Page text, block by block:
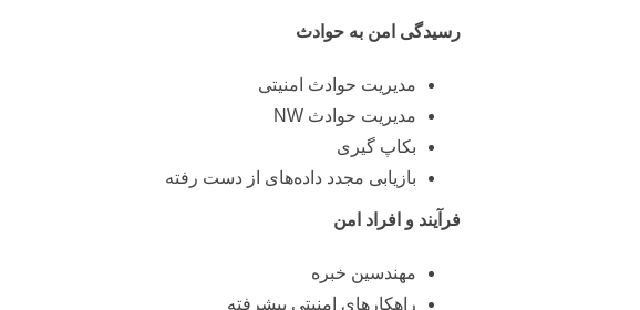
رسیدگی امن به حوادث
مدیریت حوادث امنیتی
مدیریت حوادث NW
بکاپ گیری
بازیابی مجدد داده‌های از دست رفته
فرآیند و افراد امن
مهندسین خبره
راهکارهای امنیتی پیشرفته